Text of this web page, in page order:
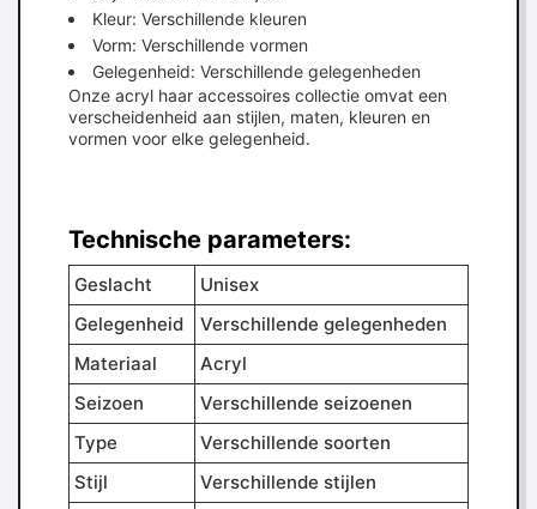
Kleur: Verschillende kleuren
Vorm: Verschillende vormen
Gelegenheid: Verschillende gelegenheden
Onze acryl haar accessoires collectie omvat een
verscheidenheid aan stijlen, maten, kleuren en
vormen voor elke gelegenheid.
Technische parameters:
Geslacht
Unisex
Gelegenheid
Verschillende gelegenheden
Materiaal
Acryl
Seizoen
Verschillende seizoenen
Type
Verschillende soorten
Stijl
Verschillende stijlen